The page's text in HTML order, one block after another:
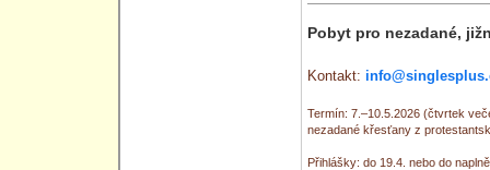
Pobyt pro nezadané,
Kontakt:
Termín: 7.–10.5.2026 (čtvrtek
nezadané křesťany z
Přihlášky: do 19.4. nebo do